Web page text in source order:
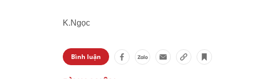
K.Ngọc
Bình luận